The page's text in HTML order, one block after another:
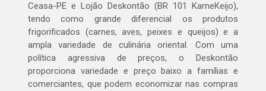
Ceasa-PE e Lojão Deskontão (BR 101 KarneKeijo),
tendo como grande diferencial os produtos
frigorificados (carnes, aves, peixes e queijos) e a
ampla variedade de culinária oriental. Com uma
política agressiva de preços, o Deskontão
proporciona variedade e preço baixo a famílias e
comerciantes, que podem economizar nas compras